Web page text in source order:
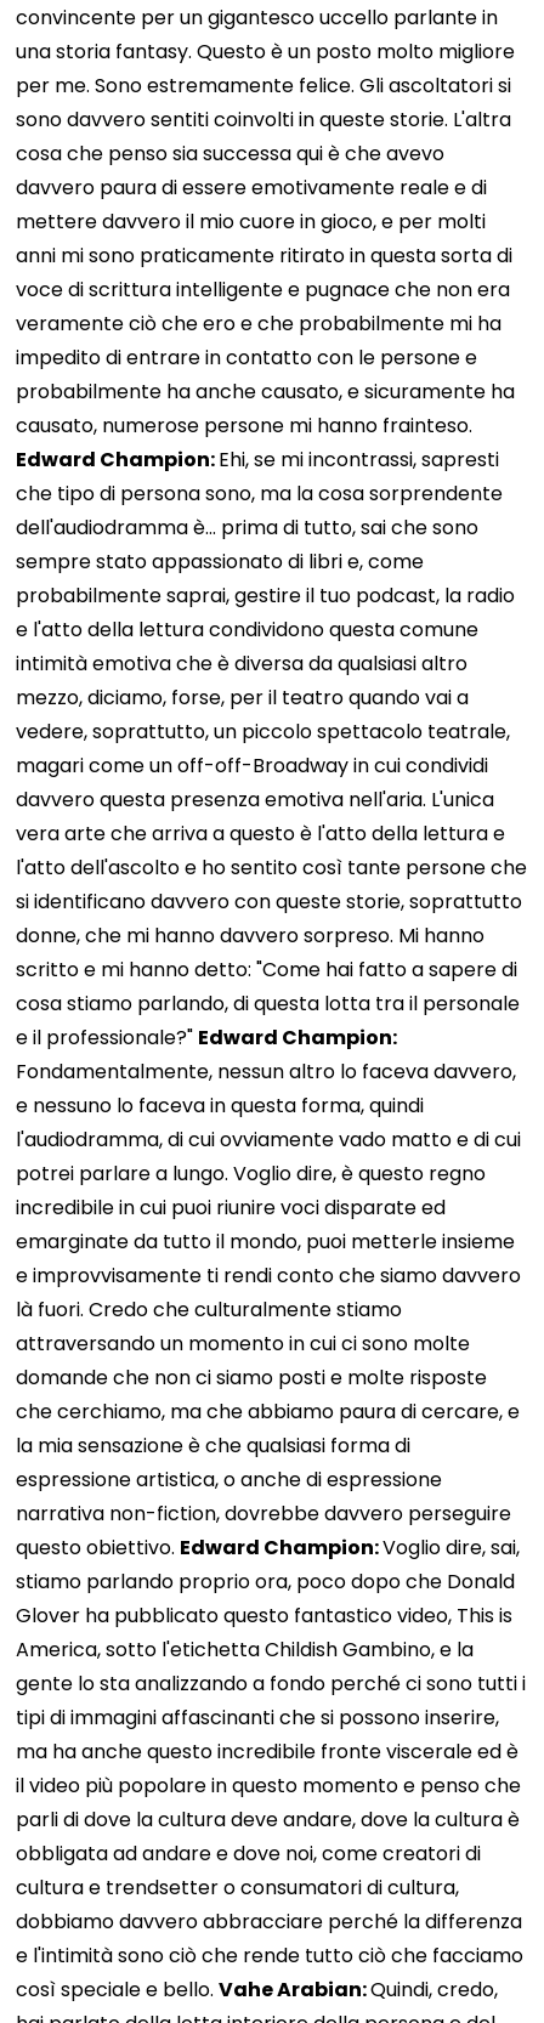
convincente per un gigantesco uccello parlante in
una storia fantasy. Questo è un posto molto migliore
per me. Sono estremamente felice. Gli ascoltatori si
sono davvero sentiti coinvolti in queste storie. L'altra
cosa che penso sia successa qui è che avevo
davvero paura di essere emotivamente reale e di
mettere davvero il mio cuore in gioco, e per molti
anni mi sono praticamente ritirato in questa sorta di
voce di scrittura intelligente e pugnace che non era
veramente ciò che ero e che probabilmente mi ha
impedito di entrare in contatto con le persone e
probabilmente ha anche causato, e sicuramente ha
causato, numerose persone mi hanno frainteso.
Edward Champion:Ehi, se mi incontrassi, sapresti
che tipo di persona sono, ma la cosa sorprendente
dell'audiodramma è... prima di tutto, sai che sono
sempre stato appassionato di libri e, come
probabilmente saprai, gestire il tuo podcast, la radio
e l'atto della lettura condividono questa comune
intimità emotiva che è diversa da qualsiasi altro
mezzo, diciamo, forse, per il teatro quando vai a
vedere, soprattutto, un piccolo spettacolo teatrale,
magari come un off-off-Broadway in cui condividi
davvero questa presenza emotiva nell'aria. L'unica
vera arte che arriva a questo è l'atto della lettura e
l'atto dell'ascolto e ho sentito così tante persone che
si identificano davvero con queste storie, soprattutto
donne, che mi hanno davvero sorpreso. Mi hanno
scritto e mi hanno detto: "Come hai fatto a sapere di
cosa stiamo parlando, di questa lotta tra il personale
e il professionale?" Edward Champion:
Fondamentalmente, nessun altro lo faceva davvero,
e nessuno lo faceva in questa forma, quindi
l'audiodramma, di cui ovviamente vado matto e di cui
potrei parlare a lungo. Voglio dire, è questo regno
incredibile in cui puoi riunire voci disparate ed
emarginate da tutto il mondo, puoi metterle insieme
e improvvisamente ti rendi conto che siamo davvero
là fuori. Credo che culturalmente stiamo
attraversando un momento in cui ci sono molte
domande che non ci siamo posti e molte risposte
che cerchiamo, ma che abbiamo paura di cercare, e
la mia sensazione è che qualsiasi forma di
espressione artistica, o anche di espressione
narrativa non-fiction, dovrebbe davvero perseguire
questo obiettivo. Edward Champion:Voglio dire, sai,
stiamo parlando proprio ora, poco dopo che Donald
Glover ha pubblicato questo fantastico video, This is
America, sotto l'etichetta Childish Gambino, e la
gente lo sta analizzando a fondo perché ci sono tutti i
tipi di immagini affascinanti che si possono inserire,
ma ha anche questo incredibile fronte viscerale ed è
il video più popolare in questo momento e penso che
parli di dove la cultura deve andare, dove la cultura è
obbligata ad andare e dove noi, come creatori di
cultura e trendsetter o consumatori di cultura,
dobbiamo davvero abbracciare perché la differenza
e l'intimità sono ciò che rende tutto ciò che facciamo
così speciale e bello.Vahe Arabian:Quindi, credo,